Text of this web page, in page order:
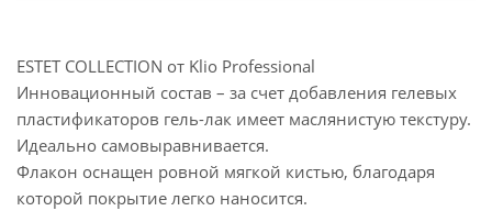
ESTET COLLECTION от Klio Professional
Инновационный состав – за счет добавления гелевых
пластификаторов гель-лак имеет маслянистую текстуру.
Идеально самовыравнивается.
Флакон оснащен ровной мягкой кистью, благодаря
которой покрытие легко наносится.